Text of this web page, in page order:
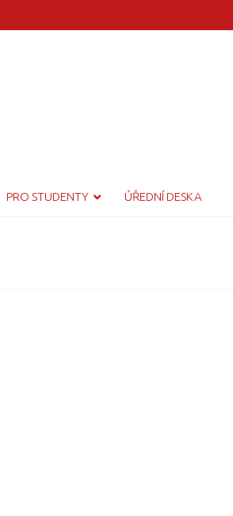
PRO STUDENTY ÚŘEDNÍ DESKA